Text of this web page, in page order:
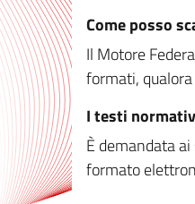
Come posso
Il Motore
formati,
I testi
È demandata
formato